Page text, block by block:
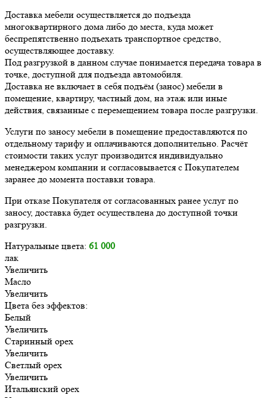
Доставка мебели осуществляется до подъезда
многоквартирного дома либо до места, куда может
беспрепятственно подъехать транспортное средство,
осуществляющее доставку.
Под разгрузкой в данном случае понимается передача товара в
точке, доступной для подъезда автомобиля.
Доставка не включает в себя подъём (занос) мебели в
помещение, квартиру, частный дом, на этаж или иные
действия, связанные с перемещением товара после разгрузки.
Услуги по заносу мебели в помещение предоставляются по
отдельному тарифу и оплачиваются дополнительно. Расчёт
стоимости таких услуг производится индивидуально
менеджером компании и согласовывается с Покупателем
заранее до момента поставки товара.
При отказе Покупателя от согласованных ранее услуг по
заносу, доставка будет осуществлена до доступной точки
разгрузки.
Натуральные цвета: 61 000
лак
Увеличить
Масло
Увеличить
Цвета без эффектов:
Белый
Увеличить
Старинный орех
Увеличить
Светлый орех
Увеличить
Итальянский орех